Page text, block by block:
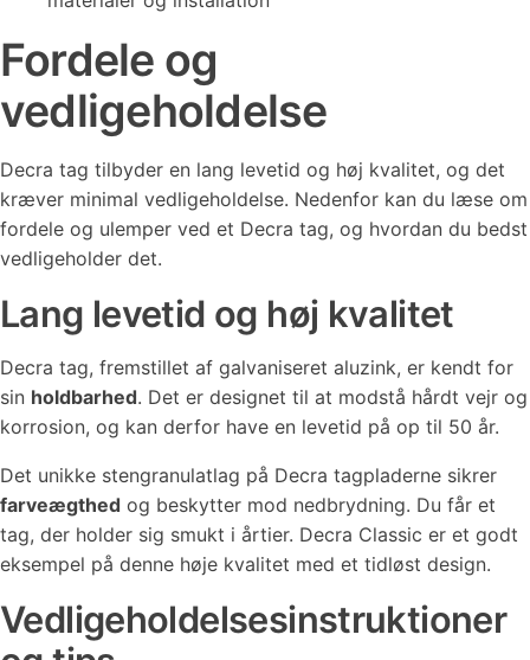
Fordele og
vedligeholdelse
Decra tag tilbyder en lang levetid og høj kvalitet, og det
kræver minimal vedligeholdelse. Nedenfor kan du læse om
fordele og ulemper ved et Decra tag, og hvordan du bedst
vedligeholder det.
Lang levetid og høj kvalitet
Decra tag, fremstillet af galvaniseret aluzink, er kendt for
sin holdbarhed. Det er designet til at modstå hårdt vejr og
korrosion, og kan derfor have en levetid på op til 50 år.
Det unikke stengranulatlag på Decra tagpladerne sikrer
farveægthed og beskytter mod nedbrydning. Du får et
tag, der holder sig smukt i årtier. Decra Classic er et godt
eksempel på denne høje kvalitet med et tidløst design.
Vedligeholdelsesinstruktioner